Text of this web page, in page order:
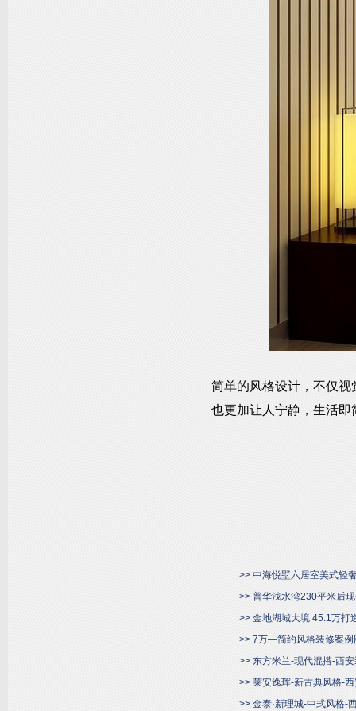
简单的风格设计，不仅
也更加让人宁静，生活
>> 中海悦墅六居室美式轻
>> 普华浅水湾230平米后
>> 金地湖城大境 45.1万打
>> 7万—简约风格装修案例
>> 东方米兰-现代混搭-西
>> 莱安逸珲-新古典风格-
>> 金泰·新理城-中式风格-